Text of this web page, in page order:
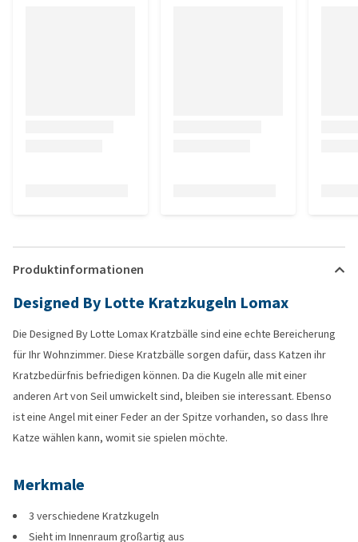
Produktinformationen
Designed By Lotte Kratzkugeln Lomax
Die Designed By Lotte Lomax Kratzbälle sind eine echte Bereicherung
für Ihr Wohnzimmer. Diese Kratzbälle sorgen dafür, dass Katzen ihr
Kratzbedürfnis befriedigen können. Da die Kugeln alle mit einer
anderen Art von Seil umwickelt sind, bleiben sie interessant. Ebenso
ist eine Angel mit einer Feder an der Spitze vorhanden, so dass Ihre
Katze wählen kann, womit sie spielen möchte.
Merkmale
3 verschiedene Kratzkugeln
Sieht im Innenraum großartig aus